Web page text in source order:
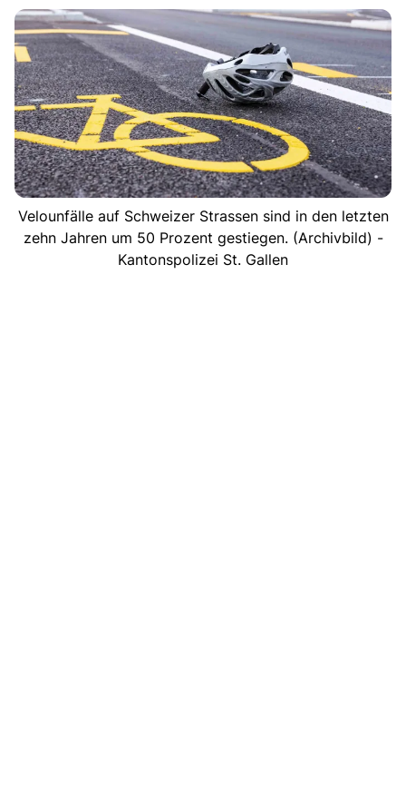
Velounfälle auf Schweizer Strassen sind in den letzten
zehn Jahren um 50 Prozent gestiegen. (Archivbild) -
Kantonspolizei St. Gallen